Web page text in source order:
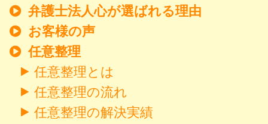
弁護士法人心が選ばれる理由
お客様の声
任意整理
任意整理とは
任意整理の流れ
任意整理の解決実績